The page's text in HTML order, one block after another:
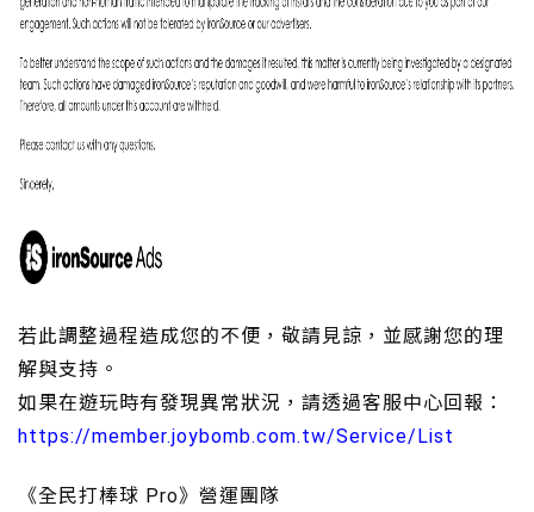
若此調整過程造成您的不便，敬請見諒，並感謝您的理
解與支持。
如果在遊玩時有發現異常狀況，請透過客服中心回報：
https://member.joybomb.com.tw/Service/List
《全民打棒球 Pro》營運團隊